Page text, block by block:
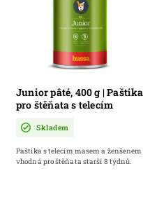
Junior pâté, 400 g | Paštika
pro štěňata s telecím
Skladem
Paštika s telecím masem a ženšenem
vhodná pro štěňata starší 8 týdnů.